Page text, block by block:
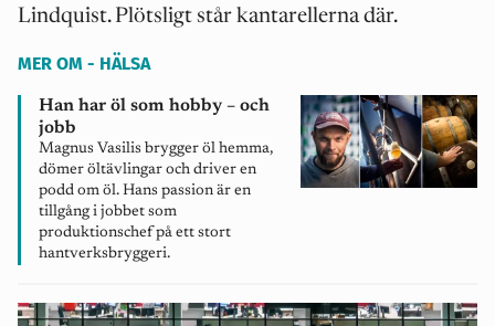
Lindquist. Plötsligt står kantarellerna där.
MER OM - HÄLSA
Han har öl som hobby – och
jobb
Magnus Vasilis brygger öl hemma,
dömer öltävlingar och driver en
podd om öl. Hans passion är en
tillgång i jobbet som
produktionschef på ett stort
hantverksbryggeri.